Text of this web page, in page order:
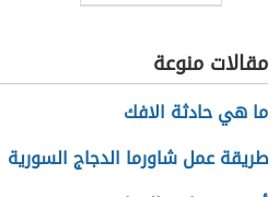
مقالات منوعة
ما هي حادثة الافك
طريقة عمل شاورما الدجاج السورية